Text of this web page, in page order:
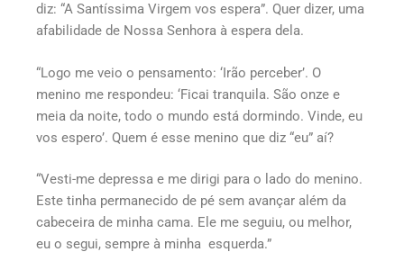
diz: “A Santíssima Virgem vos espera”. Quer dizer, uma
afabilidade de Nossa Senhora à espera dela.
“Logo me veio o pensamento: ‘Irão perceber’. O
menino me respondeu: ‘Ficai tranquila. São onze e
meia da noite, todo o mundo está dormindo. Vinde, eu
vos espero’. Quem é esse menino que diz “eu” aí?
“Vesti-me depressa e me dirigi para o lado do menino.
Este tinha permanecido de pé sem avançar além da
cabeceira de minha cama. Ele me seguiu, ou melhor,
eu o segui, sempre à minha esquerda.”